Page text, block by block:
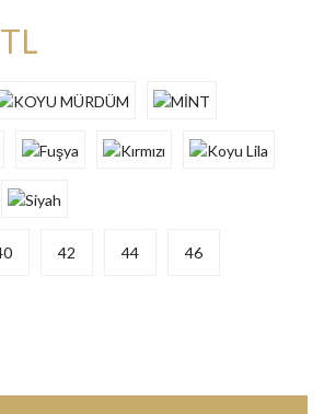
42 44 46